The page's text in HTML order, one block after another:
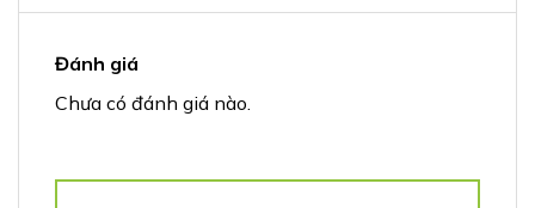
Đánh giá
Chưa có đánh giá nào.